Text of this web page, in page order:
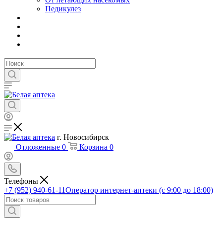
Педикулез
г. Новосибирск
Отложенные 0 Корзина 0
Телефоны
+7 (952) 940-61-11Оператор интернет-аптеки (с 9:00 до 18:00)